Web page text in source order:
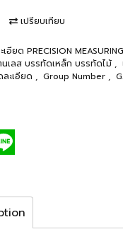
เปรียบเทียบ
อียด PRECISION
เลส บรรทัดเหล็ก บรรทัดไม้ ,
ะเอียด , Group Number ,